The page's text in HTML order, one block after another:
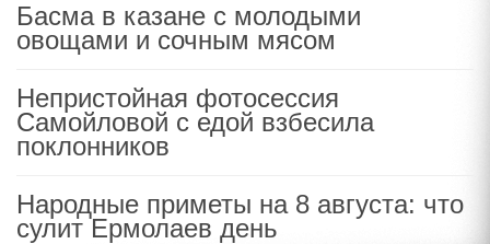
Басма в казане с молодыми
овощами и сочным мясом
Непристойная фотосессия
Самойловой с едой взбесила
поклонников
Народные приметы на 8 августа: что
сулит Ермолаев день